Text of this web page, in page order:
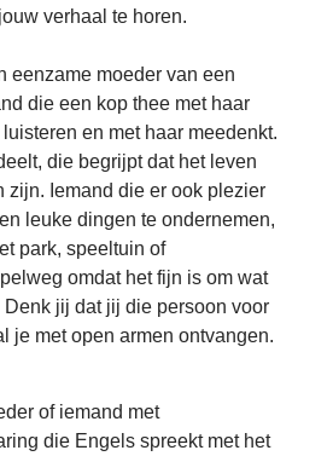
verhaal te horen.
eenzame moeder van een
die een kop thee met haar
en met haar meedenkt.
die begrijpt dat het leven
zijn. Iemand die er ook plezier
leuke dingen te ondernemen,
park, speeltuin of
omdat het fijn is om wat
jij dat jij die persoon voor
je met open armen ontvangen.
of iemand met
die Engels spreekt met het